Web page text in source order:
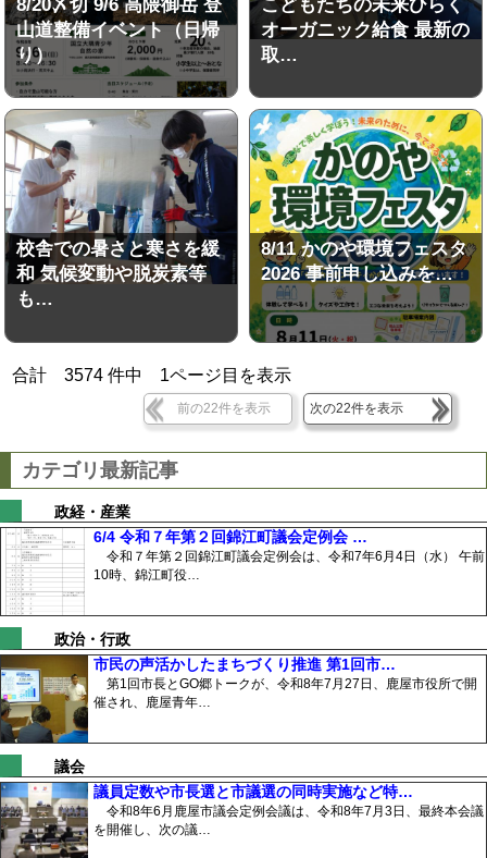
8/20〆切 9/6 高隈御岳 登
山道整備イベント（日帰
り）
こどもたちの未来ひらく
オーガニック給食 最新の
取…
校舎での暑さと寒さを緩
和 気候変動や脱炭素等
も…
8/11 かのや環境フェスタ
2026 事前申し込みを…
合計3574 件中 1ページ目を表示
前の22件を表示 次の22件を表示
カテゴリ最新記事
政経・産業
6/4 令和７年第２回錦江町議会定例会 …
令和７年第２回錦江町議会定例会は、令和7年6月4日（水） 午前
10時、錦江町役…
政治・行政
市民の声活かしたまちづくり推進 第1回市…
第1回市長とGO郷トークが、令和8年7月27日、鹿屋市役所で開
催され、鹿屋青年…
議会
議員定数や市長選と市議選の同時実施など特…
令和8年6月鹿屋市議会定例会議は、令和8年7月3日、最終本会議
を開催し、次の議…